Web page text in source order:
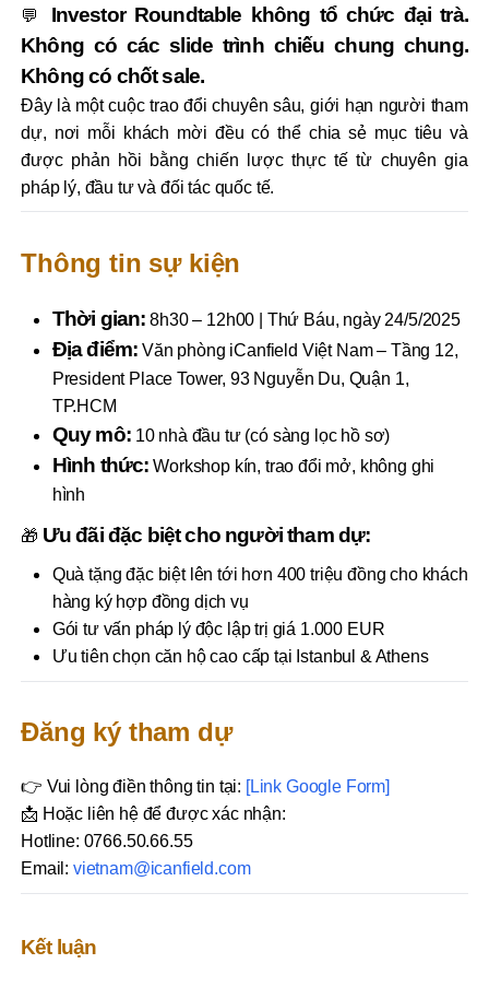
💬 Investor Roundtable không tổ chức đại trà.
Không có các slide trình chiếu chung chung.
Không có chốt sale.
Đây là một cuộc trao đổi chuyên sâu, giới hạn người tham
dự, nơi mỗi khách mời đều có thể chia sẻ mục tiêu và
được phản hồi bằng chiến lược thực tế từ chuyên gia
pháp lý, đầu tư và đối tác quốc tế.
Thông tin sự kiện
Thời gian: 8h30 – 12h00 | Thứ Báu, ngày 24/5/2025
Địa điểm: Văn phòng iCanfield Việt Nam – Tầng 12,
President Place Tower, 93 Nguyễn Du, Quận 1,
TP.HCM
Quy mô:10 nhà đầu tư (có sàng lọc hồ sơ)
Hình thức: Workshop kín, trao đổi mở, không ghi
hình
🎁 Ưu đãi đặc biệt cho người tham dự:
Quà tặng đặc biệt lên tới hơn 400 triệu đồng cho khách
hàng ký hợp đồng dịch vụ
Gói tư vấn pháp lý độc lập trị giá 1.000 EUR
Ưu tiên chọn căn hộ cao cấp tại Istanbul & Athens
Đăng ký tham dự
👉 Vui lòng điền thông tin tại: [Link Google Form]
📩 Hoặc liên hệ để được xác nhận:
Hotline: 0766.50.66.55
Email: vietnam@icanfield.com
Kết luận